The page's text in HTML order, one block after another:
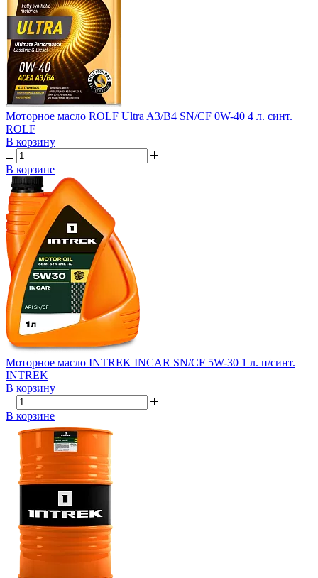
Моторное масло ROLF Ultra A3/B4 SN/CF 0W-40 4 л. синт.
ROLF
В корзину
В корзине
Моторное масло INTREK INCAR SN/CF 5W-30 1 л. п/синт.
INTREK
В корзину
В корзине